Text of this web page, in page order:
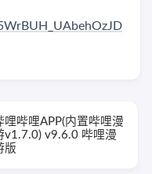
哩哔哩APP(内置哔哩漫
v1.7.0) v9.6.0 哔哩漫
版